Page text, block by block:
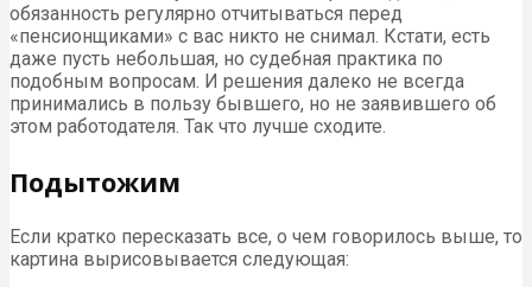
обязанность регулярно отчитываться перед
«пенсионщиками» с вас никто не снимал. Кстати, есть
даже пусть небольшая, но судебная практика по
подобным вопросам. И решения далеко не всегда
принимались в пользу бывшего, но не заявившего об
этом работодателя. Так что лучше сходите.
Подытожим
Если кратко пересказать все, о чем говорилось выше, то
картина вырисовывается следующая: